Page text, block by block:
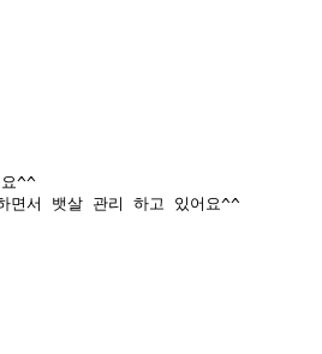
요^^
면서 뱃살 관리 하고 있어요^^